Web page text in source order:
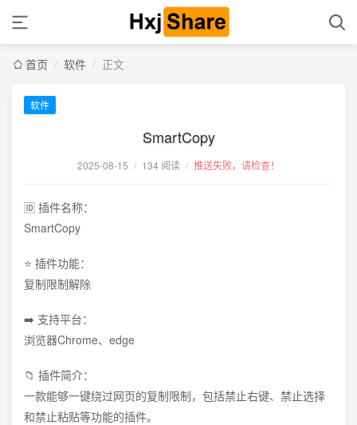
首页 / 软件 / 正文
软件
SmartCopy
2025-08-15 / 134 阅读 / 推送失败，请检查！
🆔 插件名称：
SmartCopy
⭐️ 插件功能：
复制限制解除
➡️ 支持平台：
浏览器Chrome、edge
📁 插件简介：
一款能够一键绕过网页的复制限制，包括禁止右键、禁止选择
和禁止粘贴等功能的插件。